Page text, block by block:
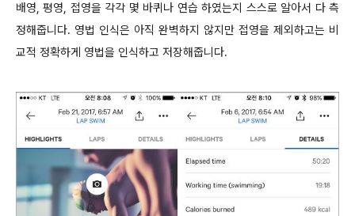
배영, 평영, 접영을 각각 몇 바퀴나 연습 하였는지 스스로 알아서 다 측
정해줍니다. 영법 인식은 아직 완벽하지 않지만 접영을 제외하고는 비
교적 정확하게 영법을 인식하고 저장해줍니다.